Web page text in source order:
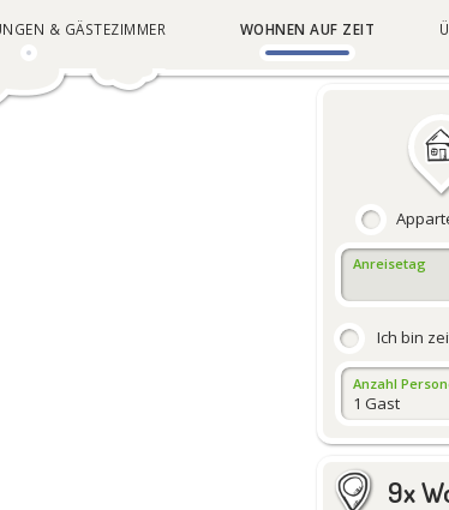
& GÄSTEZIMMER WOHNEN AUF ZEIT
Anreisetag
Ich bin
Anzahl
9x